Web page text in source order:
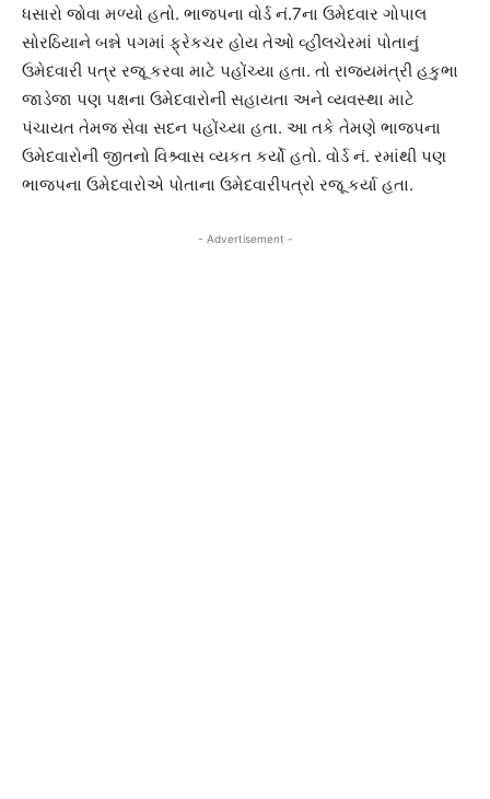
ધસારો જોવા મળ્યો હતો. ભાજપના વોર્ડ નં.7ના ઉમેદવાર ગોપાલ
સોરઠિયાને બન્ને પગમાં ફ્રેકચર હોય તેઓ વ્હીલચેરમાં પોતાનું
ઉમેદવારી પત્ર રજૂ કરવા માટે પહોંચ્યા હતા. તો રાજયમંત્રી હકુભા
જાડેજા પણ પક્ષના ઉમેદવારોની સહાયતા અને વ્યવસ્થા માટે
પંચાયત તેમજ સેવા સદન પહોંચ્યા હતા. આ તકે તેમણે ભાજપના
ઉમેદવારોની જીતનો વિશ્ર્વાસ વ્યકત કર્યો હતો. વોર્ડ નં. રમાંથી પણ
ભાજપના ઉમેદવારોએ પોતાના ઉમેદવારીપત્રો રજૂ કર્યા હતા.
- Advertisement -